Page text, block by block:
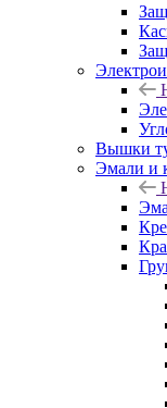
Вышки
Эмали и